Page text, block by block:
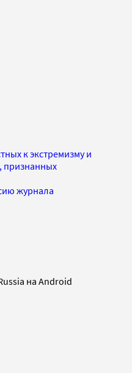
к экстремизму и
признанных
журнала
на Android